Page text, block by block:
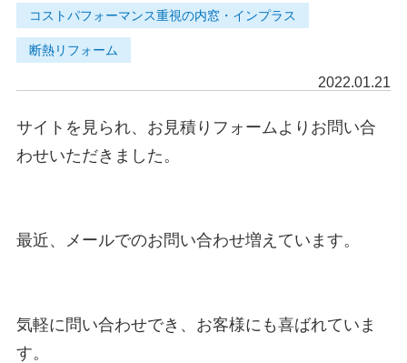
コストパフォーマンス重視の内窓・インプラス
断熱リフォーム
2022.01.21
サイトを見られ、お見積りフォームよりお問い合
わせいただきました。
最近、メールでのお問い合わせ増えています。
気軽に問い合わせでき、お客様にも喜ばれていま
す。